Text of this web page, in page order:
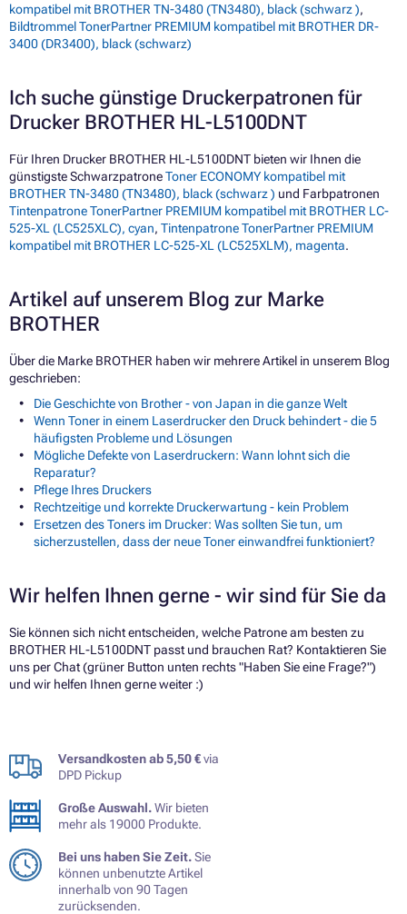
kompatibel mit BROTHER TN-3480 (TN3480), black (schwarz ),
Bildtrommel TonerPartner PREMIUM kompatibel mit BROTHER DR-
3400 (DR3400), black (schwarz)
Ich suche günstige Druckerpatronen für
Drucker BROTHER HL-L5100DNT
Für Ihren Drucker BROTHER HL-L5100DNT bieten wir Ihnen die
günstigste SchwarzpatroneToner ECONOMY kompatibel mit
BROTHER TN-3480 (TN3480), black (schwarz ) und Farbpatronen
Tintenpatrone TonerPartner PREMIUM kompatibel mit BROTHER LC-
525-XL (LC525XLC), cyan, Tintenpatrone TonerPartner PREMIUM
kompatibel mit BROTHER LC-525-XL (LC525XLM), magenta.
Artikel auf unserem Blog zur Marke
BROTHER
Über die Marke BROTHER haben wir mehrere Artikel in unserem Blog
geschrieben:
Die Geschichte von Brother - von Japan in die ganze Welt
Wenn Toner in einem Laserdrucker den Druck behindert - die 5
häufigsten Probleme und Lösungen
Mögliche Defekte von Laserdruckern: Wann lohnt sich die
Reparatur?
Pflege Ihres Druckers
Rechtzeitige und korrekte Druckerwartung - kein Problem
Ersetzen des Toners im Drucker: Was sollten Sie tun, um
sicherzustellen, dass der neue Toner einwandfrei funktioniert?
Wir helfen Ihnen gerne - wir sind für Sie da
Sie können sich nicht entscheiden, welche Patrone am besten zu
BROTHER HL-L5100DNT passt und brauchen Rat? Kontaktieren Sie
uns per Chat (grüner Button unten rechts "Haben Sie eine Frage?")
und wir helfen Ihnen gerne weiter :)
Versandkosten ab 5,50 €via
DPD Pickup
Große Auswahl.Wir bieten
mehr als 19000 Produkte.
Bei uns haben Sie Zeit.Sie
können unbenutzte Artikel
innerhalb von 90 Tagen
zurücksenden.